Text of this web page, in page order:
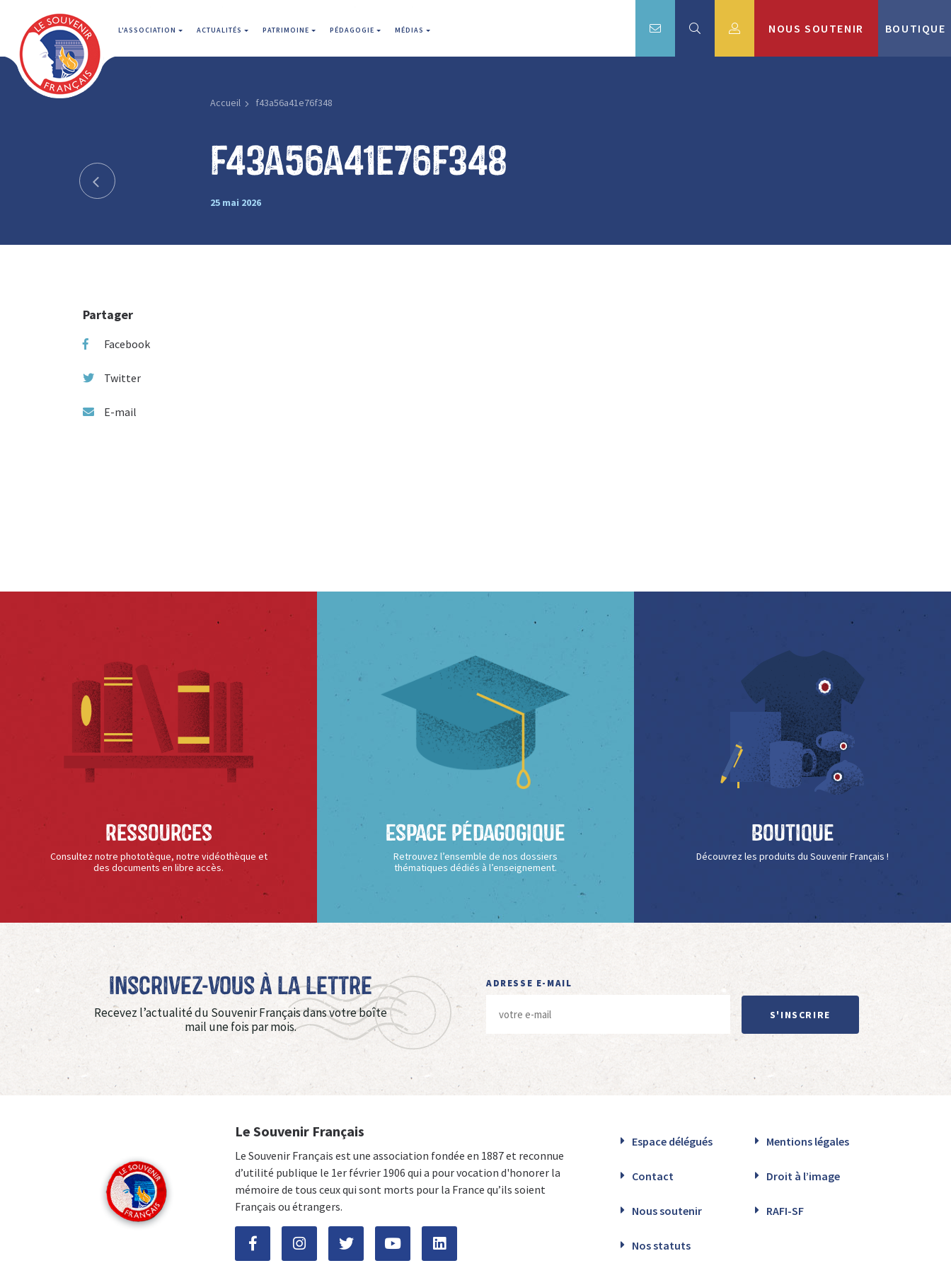
L'ASSOCIATION ACTUALITÉS PATRIMOINE PÉDAGOGIE MÉDIAS NOUS SOUTENIR BOUTIQUE
Accueil f43a56a41e76f348
f43a56a41e76f348
25 mai 2026
Partager
Facebook
Twitter
E-mail
Ressources
Consultez notre phototèque, notre vidéothèque et
des documents en libre accès.
Espace Pédagogique
Retrouvez l’ensemble de nos dossiers
thématiques dédiés à l’enseignement.
Boutique
Découvrez les produits du Souvenir Français !
Inscrivez-vous à La Lettre
Recevez l’actualité du Souvenir Français dans votre boîte
mail une fois par mois.
ADRESSE E-MAIL
S'INSCRIRE
Le Souvenir Français
Le Souvenir Français est une association fondée en 1887 et reconnue
d’utilité publique le 1er février 1906 qui a pour vocation d'honorer la
mémoire de tous ceux qui sont morts pour la France qu’ils soient
Français ou étrangers.
Espace délégués Mentions légales
Contact Droit à l’image
Nous soutenir RAFI-SF
Nos statuts